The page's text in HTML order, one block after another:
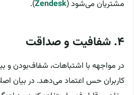
مشتریان می‌شود (Zendesk
).
۴. شفافیت و صداقت
در مواجهه با اشتباهات، شفاف‌بودن و
کاربران حس اعتماد می‌دهد. در بیان